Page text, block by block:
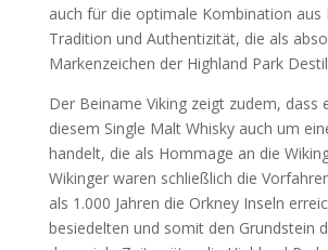
auch für die optimale Kombination aus
Tradition und Authentizität, die als
Markenzeichen der Highland Park
Der Beiname Viking zeigt zudem, dass
diesem Single Malt Whisky auch um
handelt, die als Hommage an die
Wikinger waren schließlich die
als 1.000 Jahren die Orkney Inseln
besiedelten und somit den Grundstein